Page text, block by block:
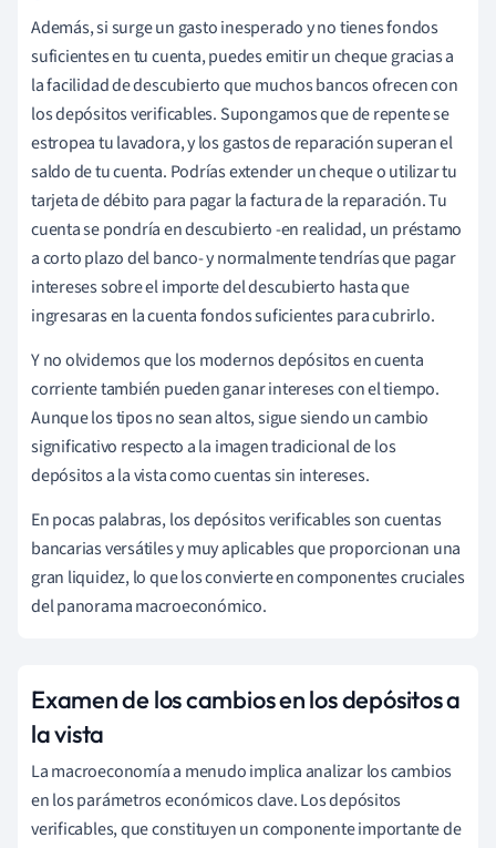
Además, si surge un gasto inesperado y no tienes fondos
suficientes en tu cuenta, puedes emitir un cheque gracias a
la facilidad de descubierto que muchos bancos ofrecen con
los depósitos verificables. Supongamos que de repente se
estropea tu lavadora, y los gastos de reparación superan el
saldo de tu cuenta. Podrías extender un cheque o utilizar tu
tarjeta de débito para pagar la factura de la reparación. Tu
cuenta se pondría en descubierto -en realidad, un préstamo
a corto plazo del banco- y normalmente tendrías que pagar
intereses sobre el importe del descubierto hasta que
ingresaras en la cuenta fondos suficientes para cubrirlo.
Y no olvidemos que los modernos depósitos en cuenta
corriente también pueden ganar intereses con el tiempo.
Aunque los tipos no sean altos, sigue siendo un cambio
significativo respecto a la imagen tradicional de los
depósitos a la vista como cuentas sin intereses.
En pocas palabras, los depósitos verificables son cuentas
bancarias versátiles y muy aplicables que proporcionan una
gran liquidez, lo que los convierte en componentes cruciales
del panorama macroeconómico.
Examen de los cambios en los depósitos a
la vista
La macroeconomía a menudo implica analizar los cambios
en los parámetros económicos clave. Los depósitos
verificables, que constituyen un componente importante de